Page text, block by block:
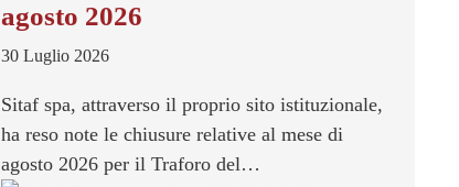
agosto 2026
30 Luglio 2026
Sitaf spa, attraverso il proprio sito istituzionale,
ha reso note le chiusure relative al mese di
agosto 2026 per il Traforo del…